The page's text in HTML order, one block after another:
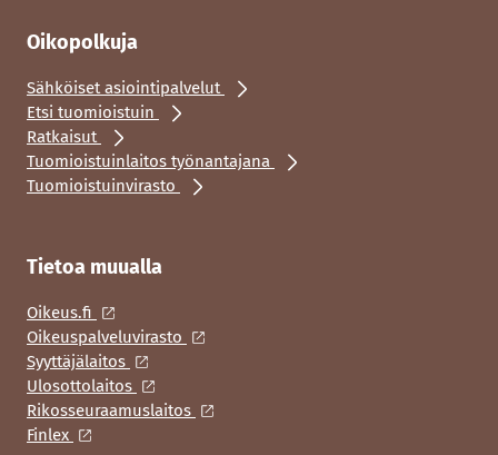
Oikopolkuja
Sähköiset asiointipalvelut
Etsi tuomioistuin
Ratkaisut
Tuomioistuinlaitos työnantajana
Tuomioistuinvirasto
Tietoa muualla
Oikeus.fi
Oikeuspalveluvirasto
Syyttäjälaitos
Ulosottolaitos
Rikosseuraamuslaitos
Finlex